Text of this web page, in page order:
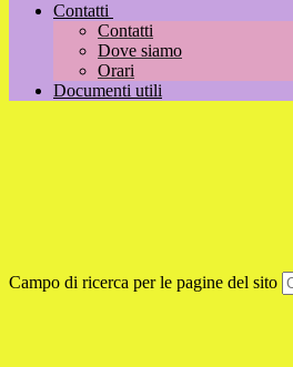
Contatti
Contatti
Dove siamo
Orari
Documenti utili
Campo di ricerca per le pagine del sito